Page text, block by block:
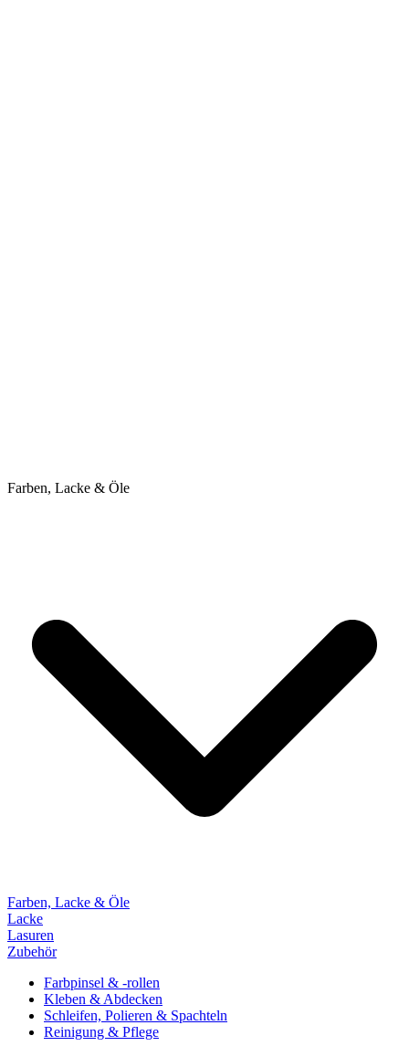
Farben, Lacke & Öle
Farben, Lacke & Öle
Lacke
Lasuren
Zubehör
Farbpinsel & -rollen
Kleben & Abdecken
Schleifen, Polieren & Spachteln
Reinigung & Pflege